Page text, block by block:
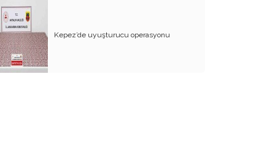
Doğayı kim koruyacak?
CHP’de siyaset, başka tür siyasetçi!..
Cumhuriyetimizin 100 yılını böyle mi
kutlayacağız?
Kepez’de uyuşturucu operasyonu